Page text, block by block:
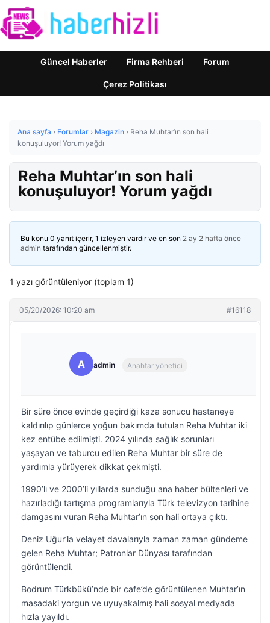
Güncel Haberler Firma Rehberi Forum
Çerez Politikası
Ana sayfa › Forumlar › Magazin › Reha Muhtar’ın son hali
konuşuluyor! Yorum yağdı
Reha Muhtar’ın son hali
konuşuluyor! Yorum yağdı
Bu konu 0 yanıt içerir, 1 izleyen vardır ve en son 2 ay 2 hafta önce
admin tarafından güncellenmiştir.
1 yazı görüntüleniyor (toplam 1)
05/20/2026: 10:20 am #16118
A admin Anahtar yönetici
Bir süre önce evinde geçirdiği kaza sonucu hastaneye
kaldırılıp günlerce yoğun bakımda tutulan Reha Muhtar iki
kez entübe edilmişti. 2024 yılında sağlık sorunları
yaşayan ve taburcu edilen Reha Muhtar bir süre de
yardımla yürüyerek dikkat çekmişti.
1990’lı ve 2000’li yıllarda sunduğu ana haber bültenleri ve
hazırladığı tartışma programlarıyla Türk televizyon tarihine
damgasını vuran Reha Muhtar’ın son hali ortaya çıktı.
Deniz Uğur’la velayet davalarıyla zaman zaman gündeme
gelen Reha Muhtar; Patronlar Dünyası tarafından
görüntülendi.
Bodrum Türkbükü’nde bir cafe’de görüntülenen Muhtar’ın
masadaki yorgun ve uyuyakalmış hali sosyal medyada
hızla yayıldı.